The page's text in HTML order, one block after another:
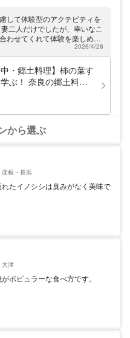
験のほかにも柿の葉すしの食べ
葉すしのアレンジ活用術など、
かった柿の葉すしの魅力をご紹
分のプログラムです。「なら本
や奈良公園へのアクセスにも便
駅からすぐの立地で、お買い物
食スペースや「お荷物のお預かり
ございますので、体験後はゆっ
して体験型のアクテビティを
二人だけでしたが、幸いなこ
わせてくれて体験を楽しめま
、当日の昼と、翌日の新幹線
たお寿司を食べられたのは最
に体験していただけるといい
長さんをはじめ、皆にこやか
話になりました。ありがとう
2026/4/28
中・郷土料理】柿の葉す
ぶ！ 奈良の郷土料理
から選ぶ
彦根・長浜
たイノシシは臭みがなく美味で
大津
ポピュラーな食べ方です。